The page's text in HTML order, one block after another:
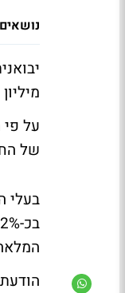
מיליון
על פי
של החברה.
המלאה,